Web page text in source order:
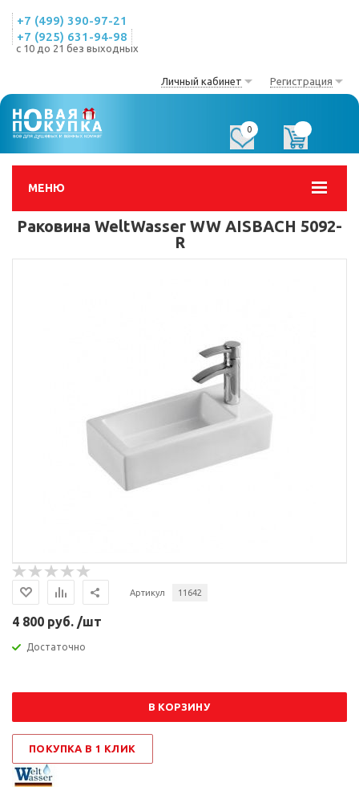
+7 (499) 390-97-21
+7 (925) 631-94-98
с 10 до 21 без выходных
Личный кабинет Регистрация
МЕНЮ
0
Раковина WeltWasser WW AISBACH 5092-
R
Артикул 11642
4 800 руб. /шт
Достаточно
В КОРЗИНУ
ПОКУПКА В 1 КЛИК